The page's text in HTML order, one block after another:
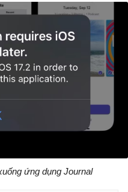
ứng dụng Journal